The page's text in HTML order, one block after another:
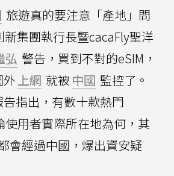
旅遊真的要注意「產地」問
集團執行長暨cacaFly聖洋
弘 警告，買到不對的eSIM，
上網 就被 中國 監控了。
指出，有數十款熱門
使用者實際所在地為何，其
會經過中國，爆出資安疑